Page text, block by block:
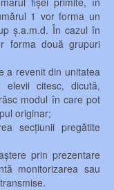
1 vor forma un
ș.a.m.d. În cazul în
forma două grupuri
a revenit din unitatea
elevii citesc, dicută,
modul în care pot
originar;
secțiunii pregătite
prin prezentare
monitorizarea sau